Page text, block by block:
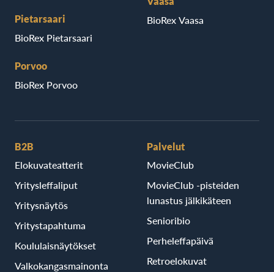
Pietarsaari
BioRex Pietarsaari
Porvoo
BioRex Porvoo
BioRex Vaasa
B2B
Elokuvateatterit
Yritysleffaliput
Yritysnäytös
Yritystapahtuma
Koululaisnäytökset
Valkokangasmainonta
Palvelut
MovieClub
MovieClub -pisteiden
lunastus jälkikäteen
Senioribio
Perheleffapäivä
Retroelokuvat